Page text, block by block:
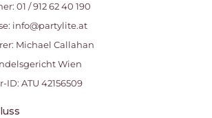
01 / 912 62 40 190
info@partylite.at
Michael Callahan
Wien
ID: ATU 42156509